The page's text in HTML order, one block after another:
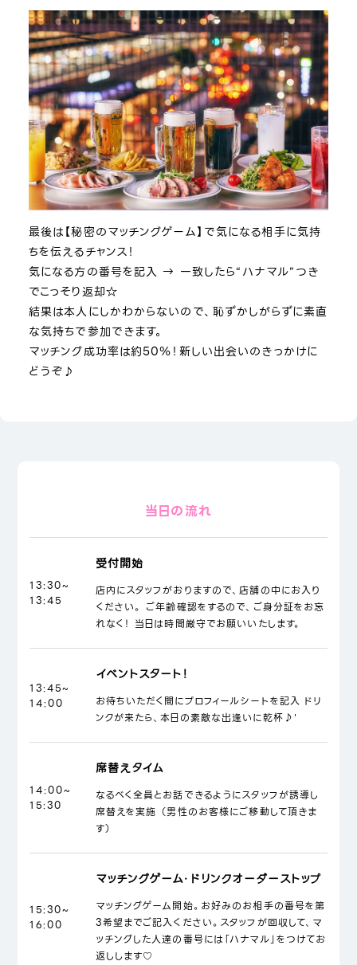
最後は【秘密のマッチングゲーム】で気になる相手に気持
ちを伝えるチャンス！
気になる方の番号を記入 → 一致したら“ハナマル”つき
でこっそり返却☆
結果は本人にしかわからないので、恥ずかしがらずに素直
な気持ちで参加できます。
マッチング成功率は約50％！新しい出会いのきっかけに
どうぞ♪
当日の流れ
13:30~
13:45
受付開始
店内にスタッフがおりますので、店舗の中にお入り
ください。 ご年齢確認をするので、ご身分証をお忘
れなく！ 当日は時間厳守でお願いいたします。
13:45~
14:00
イベントスタート！
お待ちいただく間にプロフィールシートを記入 ドリ
ンクが来たら、本日の素敵な出逢いに乾杯♪'
14:00~
15:30
席替えタイム
なるべく全員とお話できるようにスタッフが誘導し
席替えを実施 （男性のお客様にご移動して頂きま
す）
15:30~
16:00
マッチングゲーム・ドリンクオーダーストップ
マッチングゲーム開始。お好みのお相手の番号を第
3希望までご記入ください。スタッフが回収して、マ
ッチングした人達の番号には「ハナマル」をつけてお
返しします♡